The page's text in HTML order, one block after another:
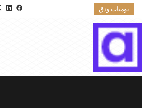
يوميات ودق